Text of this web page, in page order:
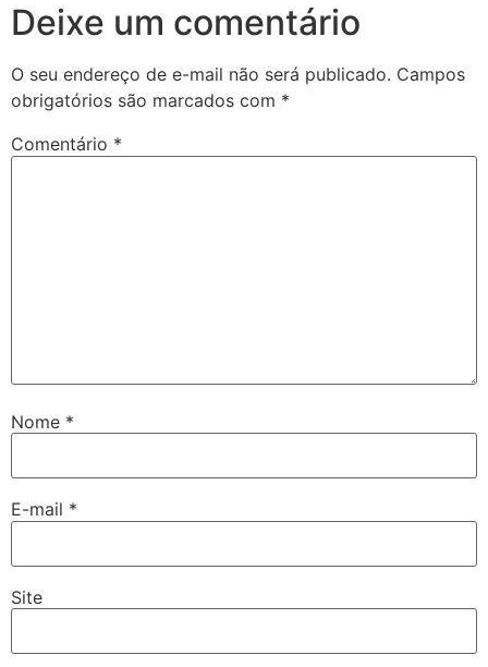
Deixe um comentário
O seu endereço de e-mail não será publicado. Campos
obrigatórios são marcados com *
Comentário *
Nome *
E-mail *
Site